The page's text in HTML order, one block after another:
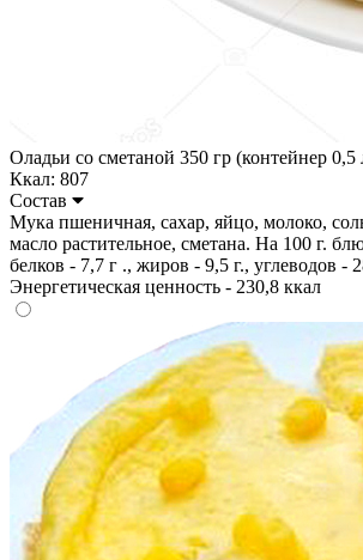
Оладьи со сметаной 350 гр (контейнер 0,5
Ккал: 807
Состав
Мука пшеничная, сахар, яйцо, молоко,
масло растительное, сметана. На 100 г.
белков - 7,7 г ., жиров - 9,5 г., углеводов -
Энергетическая ценность - 230,8 ккал